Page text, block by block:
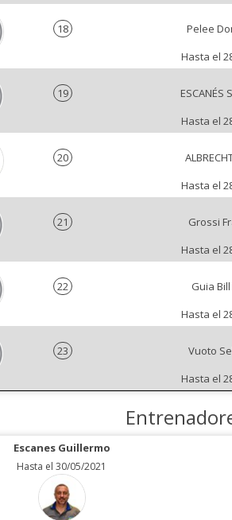
18
Pelee
Hasta el
19
ESCANÉS
Hasta el
20
Hasta el
21
Grossi
Hasta el
22
Guia
Hasta el
23
Vuoto
Hasta el
Escanes Guillermo
Hasta el 30/05/2021